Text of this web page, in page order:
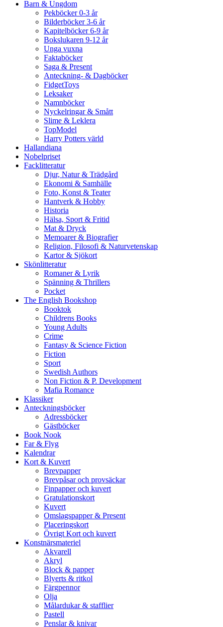
Barn & Ungdom
Pekböcker 0-3 år
Bilderböcker 3-6 år
Kapitelböcker 6-9 år
Bokslukaren 9-12 år
Unga vuxna
Faktaböcker
Saga & Present
Anteckning- & Dagböcker
FidgetToys
Leksaker
Namnböcker
Nyckelringar & Smått
Slime & Leklera
TopModel
Harry Potters värld
Hallandiana
Nobelpriset
Facklitteratur
Djur, Natur & Trädgård
Ekonomi & Samhälle
Foto, Konst & Teater
Hantverk & Hobby
Historia
Hälsa, Sport & Fritid
Mat & Dryck
Memoarer & Biografier
Religion, Filosofi & Naturvetenskap
Kartor & Sjökort
Skönlitteratur
Romaner & Lyrik
Spänning & Thrillers
Pocket
The English Bookshop
Booktok
Childrens Books
Young Adults
Crime
Fantasy & Science Fiction
Fiction
Sport
Swedish Authors
Non Fiction & P. Development
Mafia Romance
Klassiker
Anteckningsböcker
Adressböcker
Gästböcker
Book Nook
Far & Flyg
Kalendrar
Kort & Kuvert
Brevpapper
Brevpåsar och provsäckar
Finpapper och kuvert
Gratulationskort
Kuvert
Omslagspapper & Present
Placeringskort
Övrigt Kort och kuvert
Konstnärsmateriel
Akvarell
Akryl
Block & papper
Blyerts & ritkol
Färgpennor
Olja
Målardukar & stafflier
Pastell
Penslar & knivar